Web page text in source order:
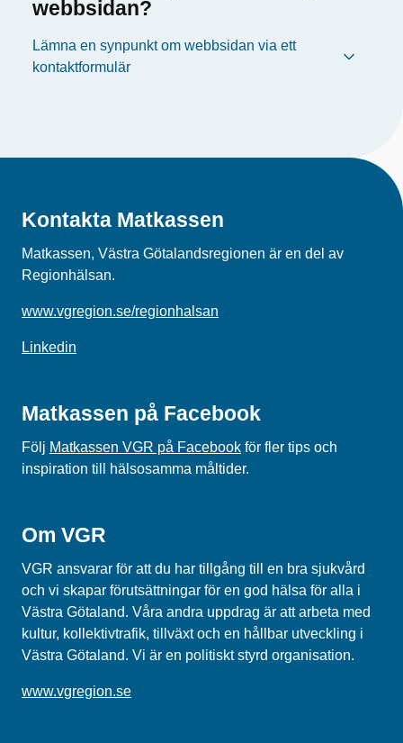
webbsidan?
Lämna en synpunkt om webbsidan via ett
kontaktformulär
Kontakta Matkassen
Matkassen, Västra Götalandsregionen är en del av
Regionhälsan.
www.vgregion.se/regionhalsan
Linkedin
Matkassen på Facebook
Följ Matkassen VGR på Facebook för fler tips och
inspiration till hälsosamma måltider.
Om VGR
VGR ansvarar för att du har tillgång till en bra sjukvård
och vi skapar förutsättningar för en god hälsa för alla i
Västra Götaland. Våra andra uppdrag är att arbeta med
kultur, kollektivtrafik, tillväxt och en hållbar utveckling i
Västra Götaland. Vi är en politiskt styrd organisation.
www.vgregion.se